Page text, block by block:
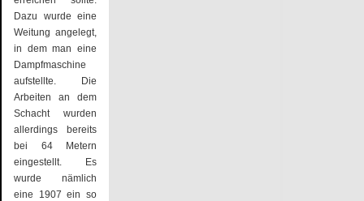
Dazu wurde eine
Weitung angelegt,
in dem man eine
Dampfmaschine
aufstellte. Die
Arbeiten an dem
Schacht wurden
allerdings bereits
bei 64 Metern
eingestellt. Es
wurde nämlich
eine 1907 ein so